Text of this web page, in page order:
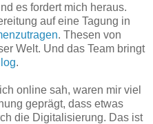
es fordert mich heraus.
auf eine Tagung in
. Thesen von
Welt. Und das Team bringt
.
online sah, waren mir viel
geprägt, dass etwas
die Digitalisierung. Das ist